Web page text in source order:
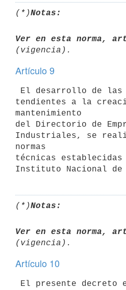
(*)Notas:
Ver en esta norma,
Artículo 9
tendientes a la
mantenimiento
del Directorio de
Industriales, se
normas
técnicas
(*)Notas:
Ver en esta norma,
Artículo 10